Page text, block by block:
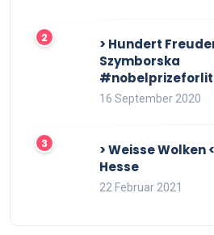
> Hundert
Szymborska
16 September 2020
> Weisse Wolken
Hesse
22 Februar 2021